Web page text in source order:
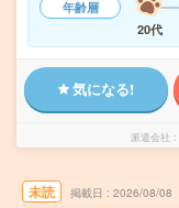
年齢層
20代
気になる!
派遣会社
未読 掲載日 2026/08/08